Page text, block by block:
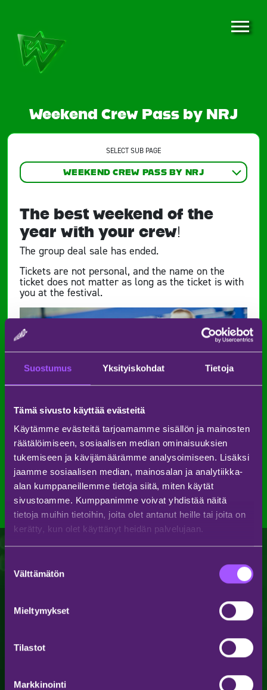
Suostumus Yksityiskohdat Tietoja
Tämä sivusto käyttää evästeitä
Käytämme evästeitä tarjoamamme sisällön ja mainosten
räätälöimiseen, sosiaalisen median ominaisuuksien
tukemiseen ja kävijämäärämme analysoimiseen. Lisäksi
jaamme sosiaalisen median, mainosalan ja analytiikka-
alan kumppaneillemme tietoja siitä, miten käytät
sivustoamme. Kumppanimme voivat yhdistää näitä
tietoja muihin tietoihin, joita olet antanut heille tai joita on
kerätty, kun olet käyttänyt heidän palvelujaan.
valinta
Välttämätön
Mieltymykset
Tilastot
Markkinointi
Weekend Crew Pass by NRJ
SELECT SUB PAGE
WEEKEND CREW PASS BY NRJ
The best weekend of the
year with your crew!
The group deal sale has ended.
Tickets are not personal, and the name on the
ticket does not matter as long as the ticket is with
you at the festival.